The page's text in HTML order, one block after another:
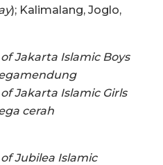
); Kalimalang, Joglo,
Jakarta Islamic Boys
Jakarta Islamic Girls
cerah
Jubilea Islamic